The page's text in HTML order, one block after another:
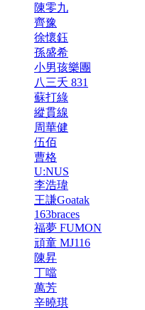
陳零九
齊豫
徐懷鈺
孫盛希
小男孩樂團
八三夭 831
蘇打綠
縱貫線
周華健
伍佰
曹格
U:NUS
李浩瑋
王謙Goatak
163braces
福夢 FUMON
頑童 MJ116
陳昇
丁噹
萬芳
辛曉琪